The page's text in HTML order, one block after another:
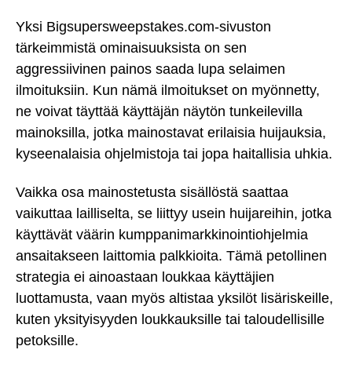
Yksi Bigsupersweepstakes.com-sivuston
tärkeimmistä ominaisuuksista on sen
aggressiivinen painos saada lupa selaimen
ilmoituksiin. Kun nämä ilmoitukset on myönnetty,
ne voivat täyttää käyttäjän näytön tunkeilevilla
mainoksilla, jotka mainostavat erilaisia huijauksia,
kyseenalaisia ohjelmistoja tai jopa haitallisia uhkia.
Vaikka osa mainostetusta sisällöstä saattaa
vaikuttaa lailliselta, se liittyy usein huijareihin, jotka
käyttävät väärin kumppanimarkkinointiohjelmia
ansaitakseen laittomia palkkioita. Tämä petollinen
strategia ei ainoastaan loukkaa käyttäjien
luottamusta, vaan myös altistaa yksilöt lisäriskeille,
kuten yksityisyyden loukkauksille tai taloudellisille
petoksille.